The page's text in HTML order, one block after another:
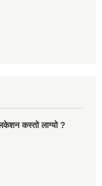
कस्तो लाग्यो ?